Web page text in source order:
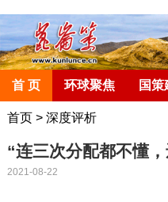
首 页 环球聚焦 国策
首页> 深度评析
“连三次分配都不懂
2021-08-22